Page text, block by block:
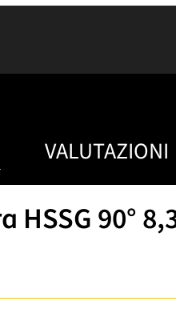
VALUTAZIONI
HSSG 90°